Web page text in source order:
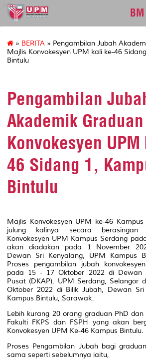
sgs
BM
» BERITA » Pengambilan Jubah
Majlis Konvokesyen UPM kali ke-46
Bintulu
Pengambilan
Akademik
Konvokesyen
46 Sidang 1,
Bintulu
Majlis Konvokesyen UPM ke-46
julung kalinya secara berasingan
Konvokesyen UPM Kampus Serdang
akan diadakan pada 1 November
Dewan Sri Kenyalang, UPM Kampus
Proses pengambilan jubah
pada 15 - 17 Oktober 2022 di Dewan
Pusat (DKAP), UPM Serdang, Selangor
Oktober 2022 di Bilik Jubah, Dewan Sri
Kampus Bintulu, Sarawak.
Lebih kurang 20 orang graduan PhD
Fakulti FKPS dan FSPH yang akan
Konvokesyen UPM Ke-46 Kampus Bintulu.
Proses Pengambilan Jubah bagi
sama seperti sebelumnya iaitu,